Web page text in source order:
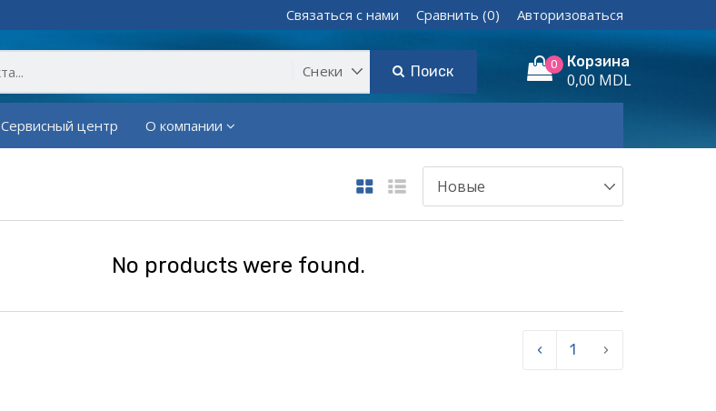
Связаться с нами Сравнить (0) Авторизоваться
0 Корзина
0,00 MDL
Поиск
Сервисный центр О компании
No products were found.
‹ 1 ›